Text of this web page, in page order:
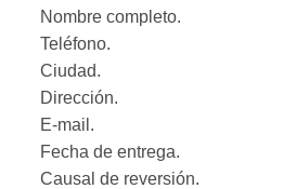
Nombre completo.
Teléfono.
Ciudad.
Dirección.
E-mail.
Fecha de entrega.
Causal de reversión.